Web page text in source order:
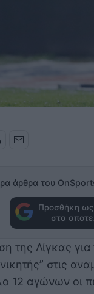
άρθρα του
Προσθήκη
στα
της Λίγκας
στις
12 αγώνων οι